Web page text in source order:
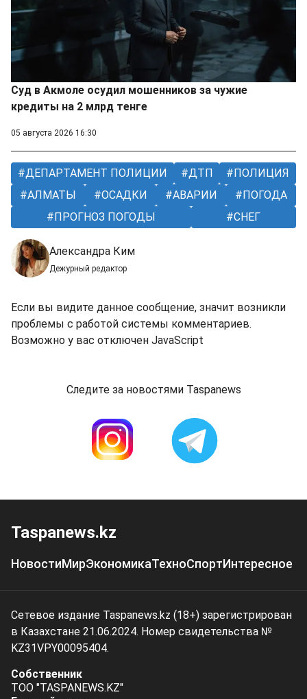
Суд в Акмоле осудил мошенников за чужие
кредиты на 2 млрд тенге
05 августа 2026 16:30
ДЕПАРТАМЕНТ ПОЛИЦИИ ДТП
ПОЛИЦИЯ
АЛМАТЫ
ОСАДКИ АВАРИИ
ПОГОДА
ПРОГНОЗ ПОГОДЫ
СНЕГ
Александра Ким
Дежурный редактор
Если вы видите данное сообщение, значит возникли
проблемы с работой системы комментариев.
Возможно у вас отключен JavaScript
Следите за новостями Taspanews
Taspanews.kz
НовостиМирЭкономикаТехноСпортИнтересное
Сетевое издание Taspanews.kz (18+) зарегистрирован
в Казахстане 21.06.2024. Номер свидетельства №
KZ31VPY00095404.
Собственник
ТОО "TASPANEWS.KZ"